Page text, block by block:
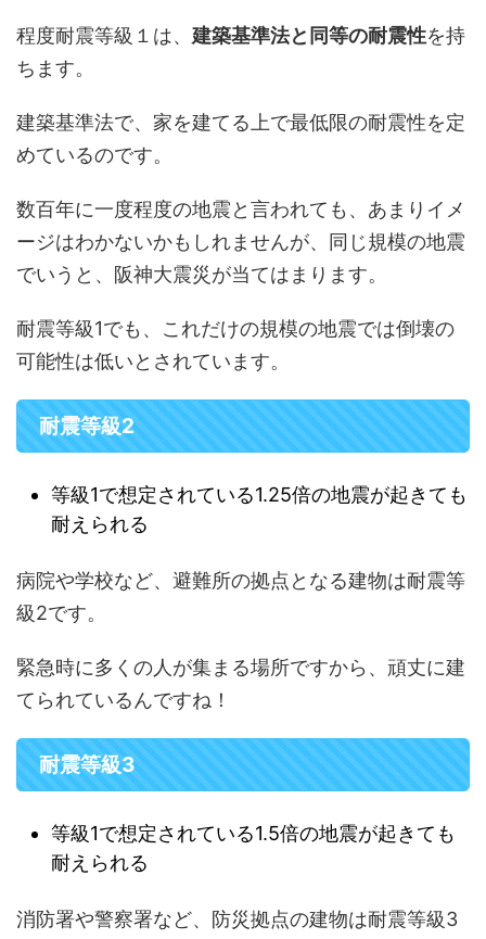
程度耐震等級１は、 建築基準法と同等の耐震性を持
ちます。
建築基準法で、家を建てる上で最低限の耐震性を定
めているのです。
数百年に一度程度の地震と言われても、あまりイメ
ージはわかないかもしれませんが、同じ規模の地震
でいうと、阪神大震災が当てはまります。
耐震等級1でも、これだけの規模の地震では倒壊の
可能性は低いとされています。
耐震等級2
等級1で想定されている1.25倍の地震が起きても
耐えられる
病院や学校など、避難所の拠点となる建物は耐震等
級2です。
緊急時に多くの人が集まる場所ですから、頑丈に建
てられているんですね！
耐震等級3
等級1で想定されている1.5倍の地震が起きても
耐えられる
消防署や警察署など、防災拠点の建物は耐震等級3